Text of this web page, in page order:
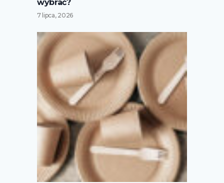
wybrać?
7 lipca, 2026